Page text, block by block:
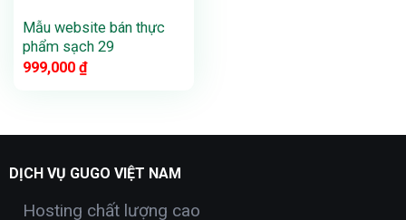
Mẫu website bán thực
phẩm sạch 29
999,000 ₫
DỊCH VỤ GUGO VIỆT NAM
Hosting chất lượng cao